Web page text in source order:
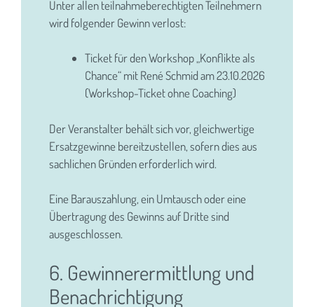
Unter allen teilnahmeberechtigten Teilnehmern
wird folgender Gewinn verlost:
Ticket für den Workshop „Konflikte als
Chance“ mit René Schmid am 23.10.2026
(Workshop-Ticket ohne Coaching)
Der Veranstalter behält sich vor, gleichwertige
Ersatzgewinne bereitzustellen, sofern dies aus
sachlichen Gründen erforderlich wird.
Eine Barauszahlung, ein Umtausch oder eine
Übertragung des Gewinns auf Dritte sind
ausgeschlossen.
6. Gewinnerermittlung und
Benachrichtigung